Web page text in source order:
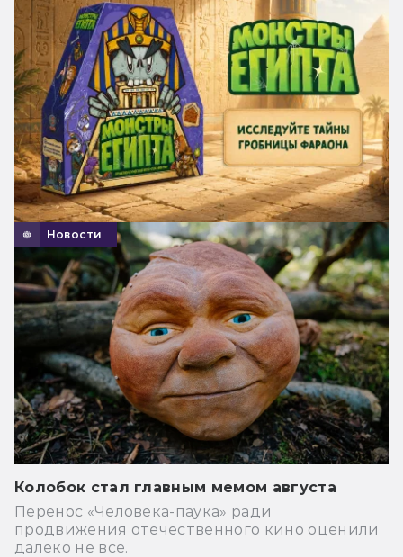
Новости
Колобок стал главным мемом августа
Перенос «Человека-паука» ради
продвижения отечественного кино оценили
далеко не все.